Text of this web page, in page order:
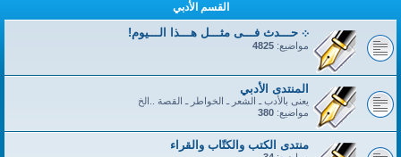
القسم الأدبي
܀ حـــدث فـــى مثـــل هـــذا الـــيوم!
مواضيع: 4825
المنتدى الأدبي
يعنى بالأدب ـ الشعر ـ الخواطر ـ القصة ..الخ
مواضيع: 380
منتدى الكتب والكتّاب والقراء